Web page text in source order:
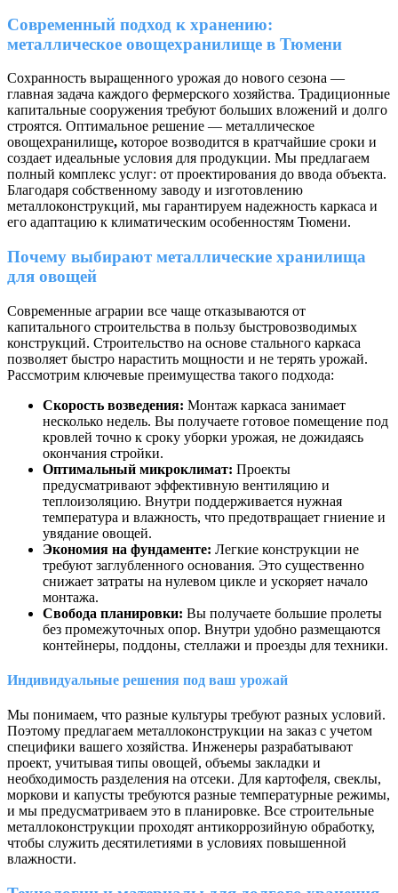
Современный подход к хранению:
металлическое овощехранилище в Тюмени
Сохранность выращенного урожая до нового сезона —
главная задача каждого фермерского хозяйства. Традиционные
капитальные сооружения требуют больших вложений и долго
строятся. Оптимальное решение — металлическое
овощехранилище, которое возводится в кратчайшие сроки и
создает идеальные условия для продукции. Мы предлагаем
полный комплекс услуг: от проектирования до ввода объекта.
Благодаря собственному заводу и изготовлению
металлоконструкций, мы гарантируем надежность каркаса и
его адаптацию к климатическим особенностям Тюмени.
Почему выбирают металлические хранилища
для овощей
Современные аграрии все чаще отказываются от
капитального строительства в пользу быстровозводимых
конструкций. Строительство на основе стального каркаса
позволяет быстро нарастить мощности и не терять урожай.
Рассмотрим ключевые преимущества такого подхода:
Скорость возведения: Монтаж каркаса занимает
несколько недель. Вы получаете готовое помещение под
кровлей точно к сроку уборки урожая, не дожидаясь
окончания стройки.
Оптимальный микроклимат: Проекты
предусматривают эффективную вентиляцию и
теплоизоляцию. Внутри поддерживается нужная
температура и влажность, что предотвращает гниение и
увядание овощей.
Экономия на фундаменте: Легкие конструкции не
требуют заглубленного основания. Это существенно
снижает затраты на нулевом цикле и ускоряет начало
монтажа.
Свобода планировки: Вы получаете большие пролеты
без промежуточных опор. Внутри удобно размещаются
контейнеры, поддоны, стеллажи и проезды для техники.
Индивидуальные решения под ваш урожай
Мы понимаем, что разные культуры требуют разных условий.
Поэтому предлагаем металлоконструкции на заказ с учетом
специфики вашего хозяйства. Инженеры разрабатывают
проект, учитывая типы овощей, объемы закладки и
необходимость разделения на отсеки. Для картофеля, свеклы,
моркови и капусты требуются разные температурные режимы,
и мы предусматриваем это в планировке. Все строительные
металлоконструкции проходят антикоррозийную обработку,
чтобы служить десятилетиями в условиях повышенной
влажности.